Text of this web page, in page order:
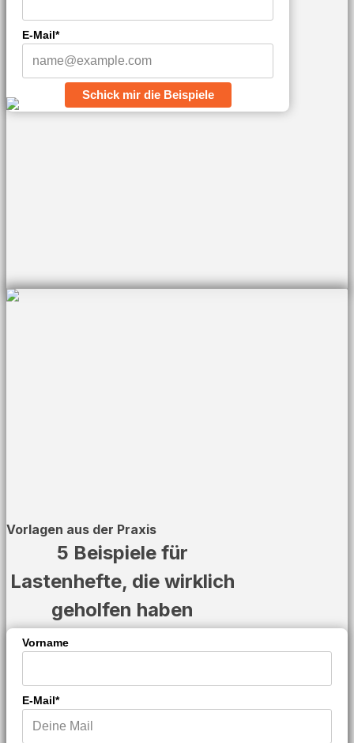
E-Mail*
Schick mir die Beispiele
Vorlagen aus der Praxis
5 Beispiele für
Lastenhefte, die wirklich
geholfen haben
Vorname
E-Mail*